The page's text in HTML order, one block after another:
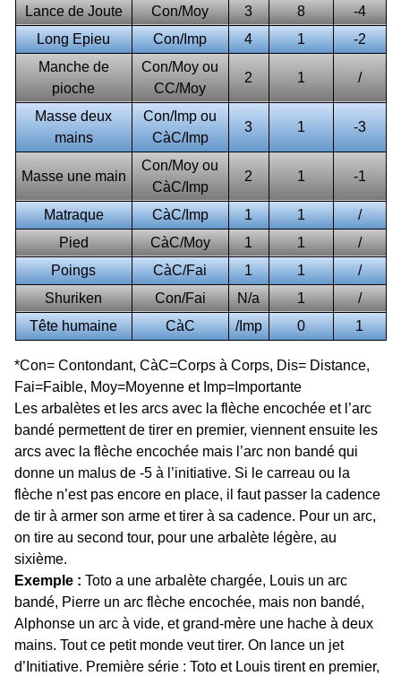
Lance de Joute Con/Moy 3 8
-4
Long Epieu
Con/Imp 4 1
-2
Manche de
pioche
Con/Moy ou
CC/Moy
2 1 /
Masse deux
mains
Con/Imp ou
CàC/Imp
3 1 -3
Masse une main
Con/Moy ou
CàC/Imp
2 1 -1
Matraque CàC/Imp 1 1
/
Pied
CàC/Moy 1 1
/
Poings
CàC/Fai 1 1
/
Shuriken
Con/Fai N/a 1
/
Tête humaine
CàC /Imp 0 1
*Con= Contondant, CàC=Corps à Corps, Dis= Distance,
Fai=Faible, Moy=Moyenne et Imp=Importante
Les arbalètes et les arcs avec la flèche encochée et l’arc
bandé permettent de tirer en premier, viennent ensuite les
arcs avec la flèche encochée mais l’arc non bandé qui
donne un malus de -5 à l’initiative. Si le carreau ou la
flèche n’est pas encore en place, il faut passer la cadence
de tir à armer son arme et tirer à sa cadence. Pour un arc,
on tire au second tour, pour une arbalète légère, au
sixième.
Exemple : Toto a une arbalète chargée, Louis un arc
bandé, Pierre un arc flèche encochée, mais non bandé,
Alphonse un arc à vide, et grand-mère une hache à deux
mains. Tout ce petit monde veut tirer. On lance un jet
d’Initiative. Première série : Toto et Louis tirent en premier,